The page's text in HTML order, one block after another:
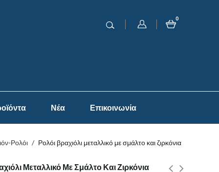
0
Νέα Επικοινωνία
Ρολόι / Ρολόι βραχιόλι μεταλλικό με σμάλτο και ζιρκόνια
Μεταλλικό Με Σμάλτο Και Ζιρκόνια